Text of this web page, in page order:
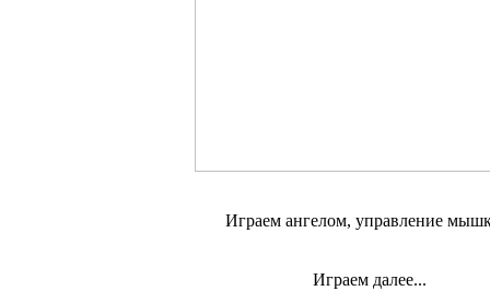
Играем ангелом, управление
Играем далее...